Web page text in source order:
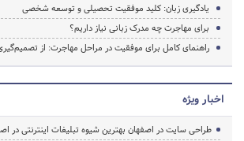
یادگیری زبان: کلید موفقیت تحصیلی و توسعه شخصی
برای مهاجرت چه مدرک زبانی نیاز داریم؟
راهنمای کامل برای موفقیت در مراحل مهاجرت: از
اخبار ویژه
طراحی سایت در اصفهان بهترین شیوه تبلیغات اینترنتی در